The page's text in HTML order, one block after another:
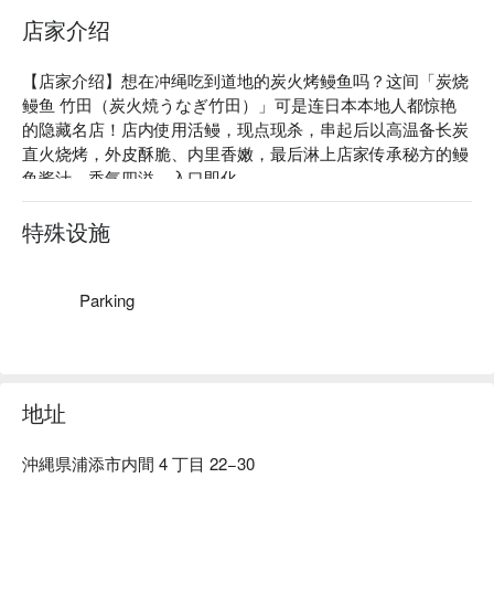
店家介绍
【店家介绍】想在冲绳吃到道地的炭火烤鳗鱼吗？这间「炭烧
鳗鱼 竹田（炭火焼うなぎ竹田）」可是连日本本地人都惊艳
的隐藏名店！店内使用活鳗，现点现杀，串起后以高温备长炭
直火烧烤，外皮酥脆、内里香嫩，最后淋上店家传承秘方的鳗
鱼酱汁，香气四溢、入口即化。
【高分推荐】Google 4.4 星 🌟 302 人高分推荐：「这是我第
二次从台湾来冲绳，前年12月份第一次来那霸市，就来竹田炭
烧鳗鱼餐厅吃过两次，今天是我第三次来吃他的鳗鱼饭，我在
如果你喜欢吃鳗鱼饭，可以来吃吃看。」、「碳烤鳗鱼外皮酥
一口咬下米香与鳗香交织，幸福感爆棚。
再加入配料享受变化口感，最后冲上高汤变身成茶泡饭，从头
特殊设施
Parking
地址
沖縄県浦添市内間 4 丁目 22−30